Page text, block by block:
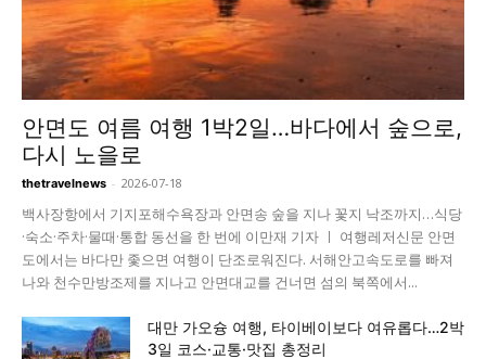
안면도 여름 여행 1박2일…바다에서 숲으로,
다시 노을로
thetravelnews - 2026-07-18
백사장항에서 기지포해수욕장과 안면송 숲을 지나 꽃지 낙조까지…식당
·숙소·주차·물때·통합 동선을 한 번에 이만재 기자 ㅣ 여행레저신문 안면
도에서는 바다만 좇으면 여행이 단조로워진다. 서해안고속도로를 빠져
나와 천수만방조제를 지나고 안면대교를 건너면 섬의 북쪽에서...
대만 가오슝 여행, 타이베이보다 여유롭다…2박
3일 코스·교통·맛집 총정리